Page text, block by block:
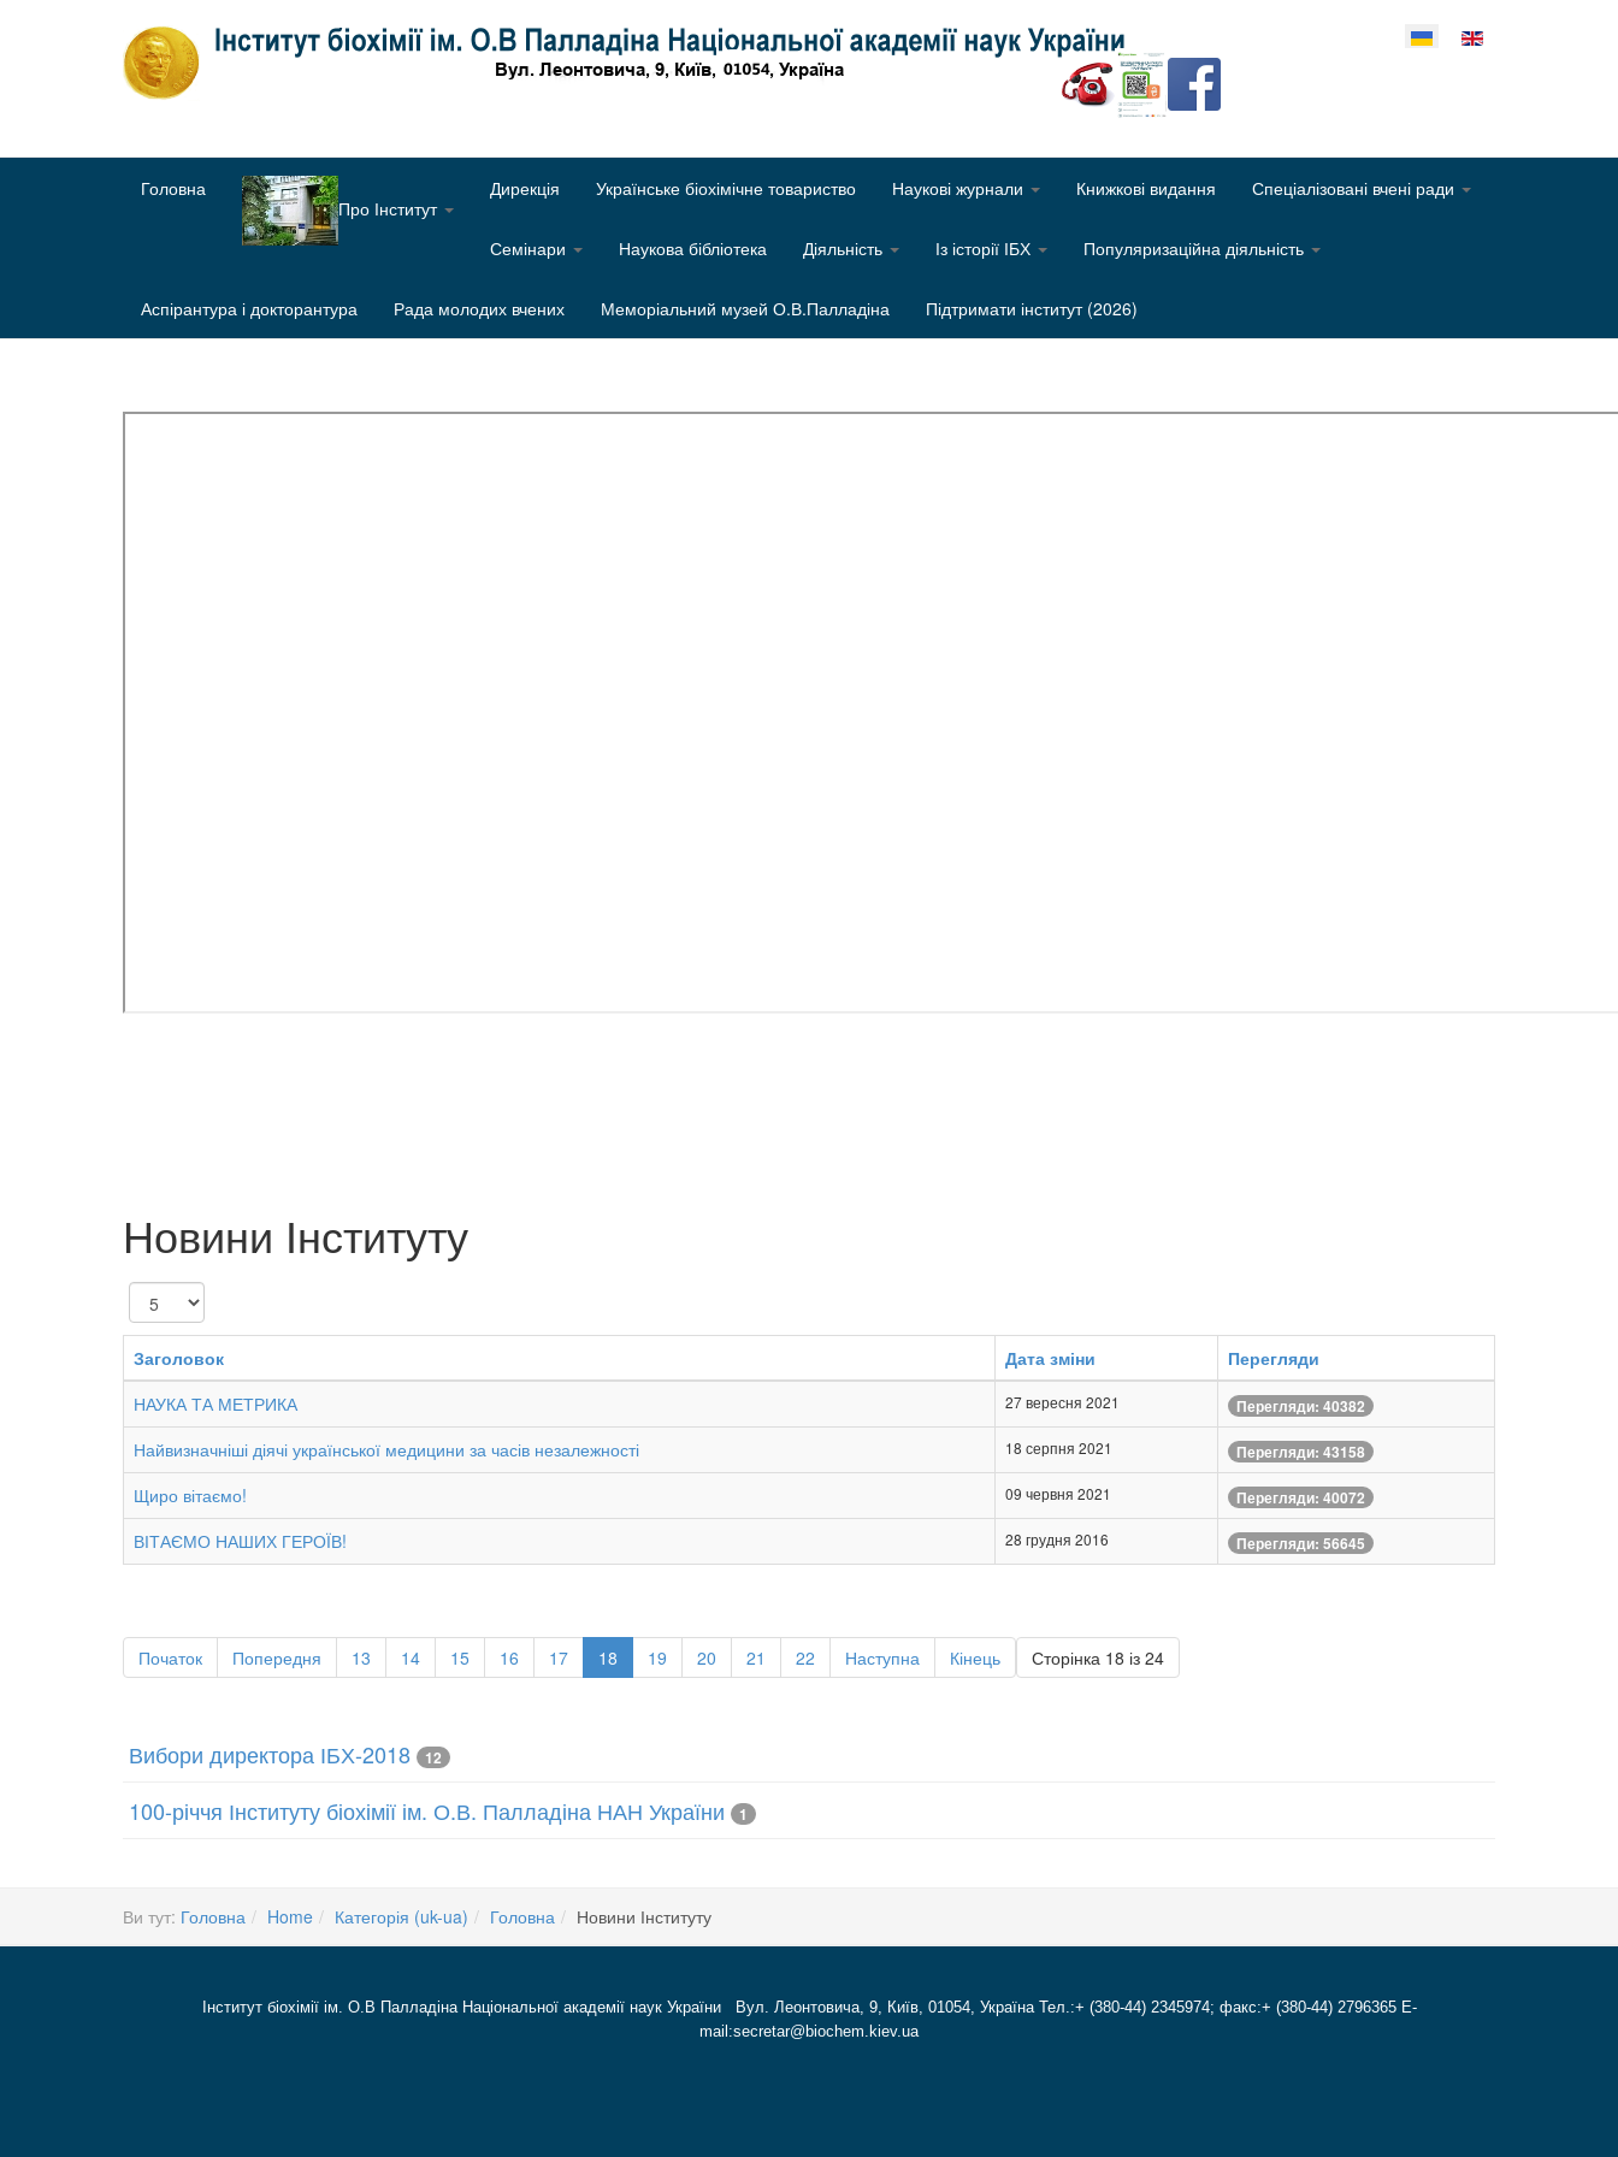
Оберіть свою мову
Головна
Про Інститут
Дирекція Українське біохімічне товариство Наукові журнали Книжкові видання Спеціалізовані вчені ради
Семінари Наукова бібліотека Діяльність Із історії ІБХ Популяризаційна діяльність
Аспірантура і докторантура Рада молодих вчених Меморіальний музей О.В.Палладіна Підтримати інститут (2026)
Новини Інституту
Показувати
Заголовок Дата зміни
Перегляди
НАУКА ТА МЕТРИКА
27 вересня 2021 Перегляди: 40382
Найвизначніші діячі української медицини за часів незалежності 18 серпня 2021 Перегляди: 43158
Щиро вітаємо! 09 червня 2021 Перегляди: 40072
ВІТАЄМО НАШИХ ГЕРОЇВ! 28 грудня 2016 Перегляди: 56645
Сторінка 18 із 24
Початок Попередня 13 14 15 16 17 18 19 20 21 22 Наступна Кінець
Вибори директора ІБХ-2018 12
100-річчя Інституту біохімії ім. О.В. Палладіна НАН України 1
Ви тут: Головна Home Категорія (uk-ua) Головна Новини Інституту
Інститут біохімії ім. О.В Палладіна Національної академії наук України Вул. Леонтовича, 9, Київ, 01054, Україна Тел.:+ (380-44) 2345974; факс:+ (380-44) 2796365 E-
mail:secretar@biochem.kiev.ua